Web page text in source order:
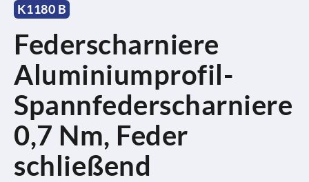
K1180 B
Federscharniere
Aluminiumprofil-
Spannfederscharniere
0,7 Nm, Feder
schließend